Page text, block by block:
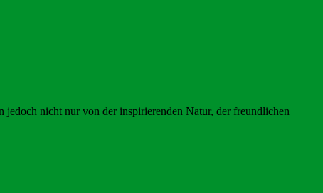
nicht nur von der inspirierenden Natur, der freundlichen